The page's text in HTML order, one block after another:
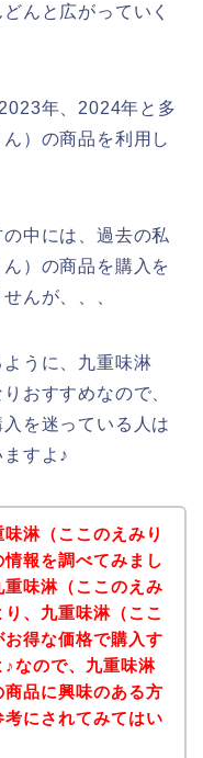
んと広がっていく
年、2024年と多
）の商品を利用し
中には、過去の私
）の商品を購入を
んが、、、
うに、九重味淋
おすすめなので、
を迷っている人は
すよ♪
淋（ここのえみり
報を調べてみまし
味淋（ここのえみ
、九重味淋（ここ
得な価格で購入す
なので、九重味淋
商品に興味のある方
にされてみてはい